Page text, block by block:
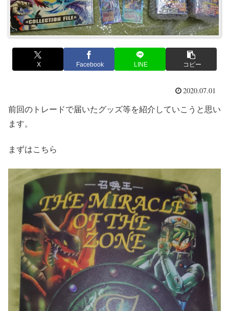
X Facebook LINE コピー
2020.07.01
前回のトレードで届いたグッズ等を紹介していこうと思い
ます。
まずはこちら